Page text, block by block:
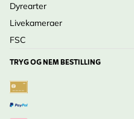
Dyrearter
Livekameraer
FSC
TRYG OG NEM BESTILLING